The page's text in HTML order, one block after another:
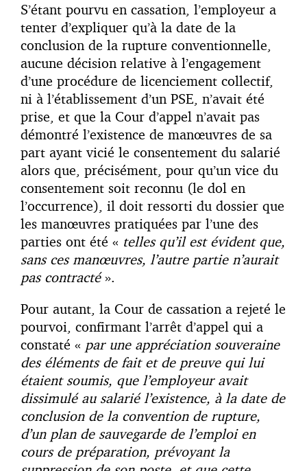
S’étant pourvu en cassation, l’employeur a
tenter d’expliquer qu’à la date de la
conclusion de la rupture conventionnelle,
aucune décision relative à l’engagement
d’une procédure de licenciement collectif,
ni à l’établissement d’un PSE, n’avait été
prise, et que la Cour d’appel n’avait pas
démontré l’existence de manœuvres de sa
part ayant vicié le consentement du salarié
alors que, précisément, pour qu’un vice du
consentement soit reconnu (le dol en
l’occurrence), il doit ressorti du dossier que
les manœuvres pratiquées par l’une des
parties ont été « telles qu’il est évident que,
sans ces manœuvres, l’autre partie n’aurait
pas contracté».
Pour autant, la Cour de cassation a rejeté le
pourvoi, confirmant l’arrêt d’appel qui a
constaté « par une appréciation souveraine
des éléments de fait et de preuve qui lui
étaient soumis, que l’employeur avait
dissimulé au salarié l’existence, à la date de
conclusion de la convention de rupture,
d’un plan de sauvegarde de l’emploi en
cours de préparation, prévoyant la